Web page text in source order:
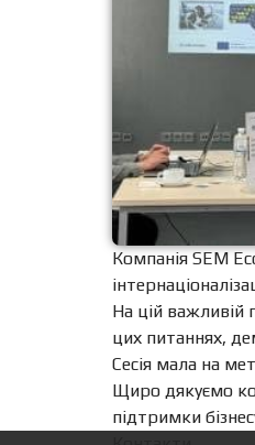
Компанія SEM
На цій важливій
цих питаннях,
Сесія мала на
Щиро дякуємо
підтримки